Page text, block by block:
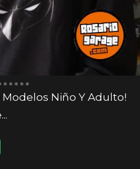
Modelos Niño Y Adulto!